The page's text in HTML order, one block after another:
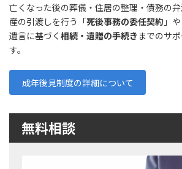
亡くなった後の葬儀・住居の整理・債務の
産の引渡しを行う「死後事務の委任契約 」や
遺言に基づく 相続・遺贈の手続き までのサ
す。
成年後見制度の詳細について
無料相談